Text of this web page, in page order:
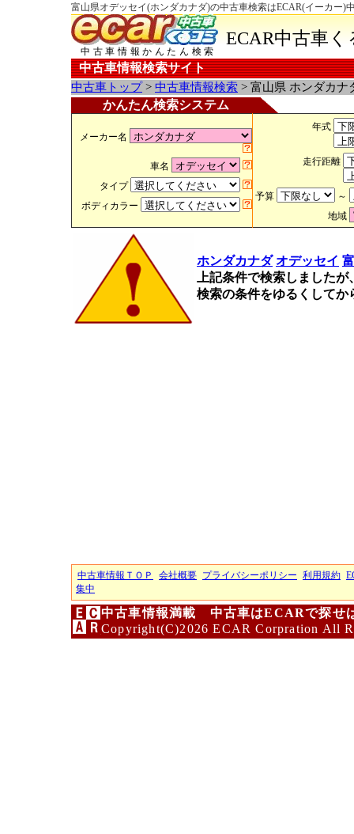
富山県オデッセイ(ホンダカナダ)の中古車検索はECAR(イーカー)
中古車情報かんたん検索
ECAR中古車
中古車情報検索サイト
中古車トップ> 中古車情報検索 > 富山県 ホンダカナ
かんたん検索システム
メーカー名
車名
タイプ
ボディカラー
年式
走行距離
予算
～
地域
ホンダカナダ オデッセイ
上記条件で検索しました
検索の条件をゆるくして
中古車情報ＴＯＰ 会社概要 プライバシーポリシー 利用規約
集中
中古車情報満載 中古車はECARで探せ
Copyright(C)2026 ECAR Corpration All